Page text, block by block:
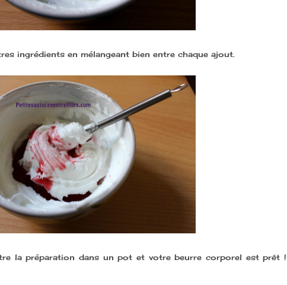
ingrédients en mélangeant bien entre chaque ajout.
la préparation dans un pot et votre beurre corporel est prêt !